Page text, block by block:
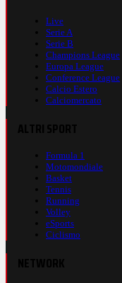
Live
Serie A
Serie B
Champions League
Europa League
Conference League
Calcio Estero
Calciomercato
Formula 1
Motomondiale
Basket
Tennis
Running
Volley
eSports
Ciclismo